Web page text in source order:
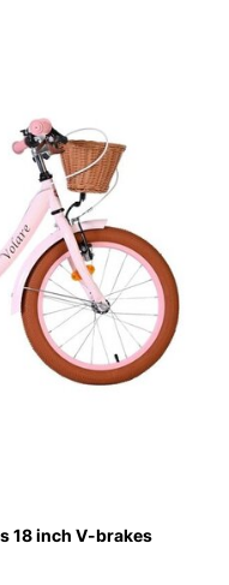
18 inch V-brakes